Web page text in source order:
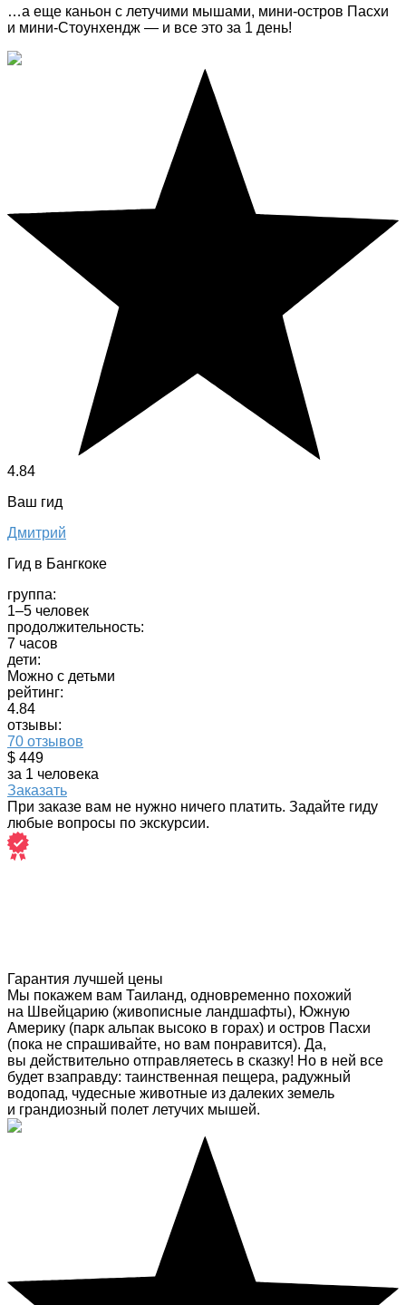
…а еще каньон с летучими мышами, мини-остров Пасхи
и мини-Стоунхендж — и все это за 1 день!
4.84
Ваш гид
Дмитрий
Гид в Бангкоке
группа:
1–5 человек
продолжительность:
7 часов
дети:
Можно с детьми
рейтинг:
4.84
отзывы:
70 отзывов
$ 449
за 1 человека
Заказать
При заказе вам не нужно ничего платить. Задайте гиду
любые вопросы по экскурсии.
Гарантия лучшей цены
Мы покажем вам Таиланд, одновременно похожий
на Швейцарию (живописные ландшафты), Южную
Америку (парк альпак высоко в горах) и остров Пасхи
(пока не спрашивайте, но вам понравится). Да,
вы действительно отправляетесь в сказку! Но в ней все
будет взаправду: таинственная пещера, радужный
водопад, чудесные животные из далеких земель
и грандиозный полет летучих мышей.